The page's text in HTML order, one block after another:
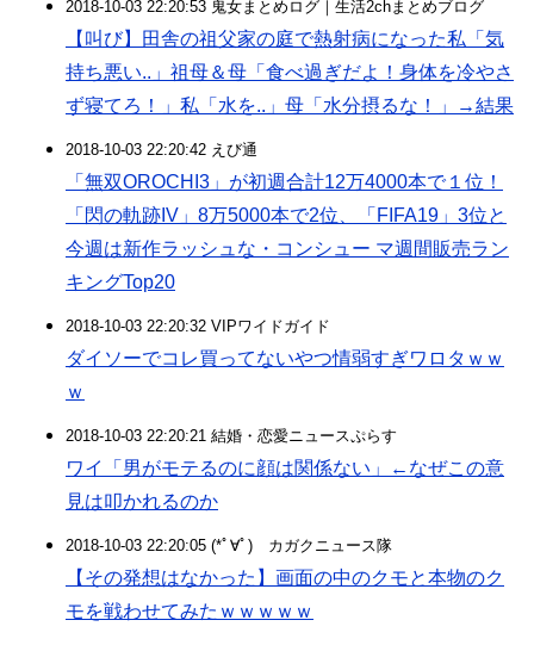
2018-10-03 22:20:53 鬼女まとめログ｜生活2chまとめブログ
【叫び】田舎の祖父家の庭で熱射病になった私「気
持ち悪い..」祖母＆母「食べ過ぎだよ！身体を冷やさ
ず寝てろ！」私「水を..」母「水分摂るな！」→結果
2018-10-03 22:20:42 えび通
「無双OROCHI3」が初週合計12万4000本で１位！
「閃の軌跡IV」8万5000本で2位、「FIFA19」3位と
今週は新作ラッシュな・コンシュー マ週間販売ラン
キングTop20
2018-10-03 22:20:32 VIPワイドガイド
ダイソーでコレ買ってないやつ情弱すぎワロタｗｗ
ｗ
2018-10-03 22:20:21 結婚・恋愛ニュースぷらす
ワイ「男がモテるのに顔は関係ない」←なぜこの意
見は叩かれるのか
2018-10-03 22:20:05 (*ﾟ∀ﾟ)ゞカガクニュース隊
【その発想はなかった】画面の中のクモと本物のク
モを戦わせてみたｗｗｗｗｗ